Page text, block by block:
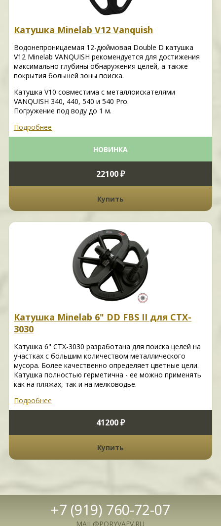
Катушка Minelab V12 Vanquish
Водонепроницаемая 12-дюймовая Double D катушка
V12 Minelab VANQUISH рекомендуется для достижения
максимально глубины обнаружения целей, а также
покрытия большей зоны поиска.
Катушка V10 совместима с металлоискателями
VANQUISH 340, 440, 540 и 540 Pro.
Погружение под воду до 1 м.
Подробнее
НОВИНКА
22100 ₽
Купить
Катушка Minelab 6" DD FBS II для CTX-
3030
Катушка 6" CTX-3030 разработана для поиска целей на
участках с большим количеством металлического
мусора. Более качественно определяет цветные цели.
Катушка полностью герметична - ее можно применять
как на пляжах, так и на мелководье.
Подробнее
41200 ₽
Купить
+7 (919) 760-72-07
MAIL@PORYVAEV.RU